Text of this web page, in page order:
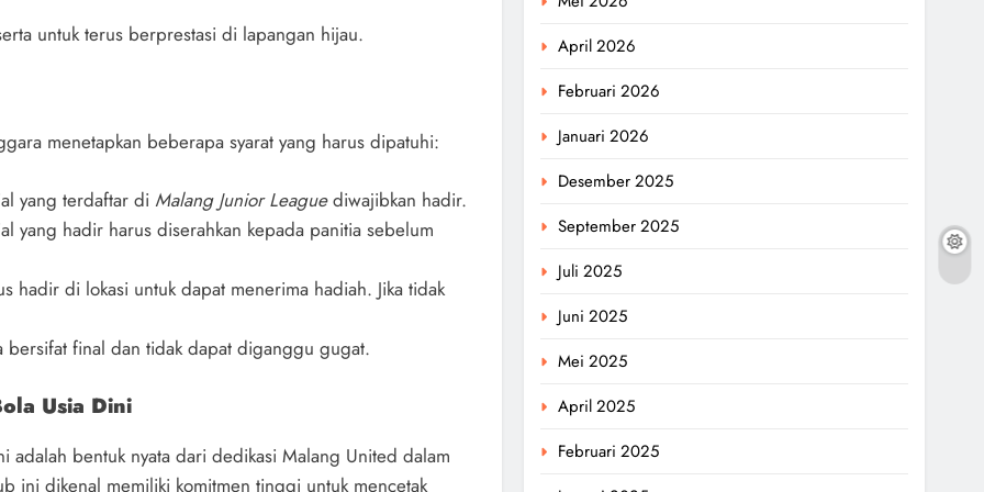
untuk terus berprestasi di lapangan hijau.
menetapkan beberapa syarat yang harus dipatuhi:
yang terdaftar di Malang Junior Leaguediwajibkan hadir.
yang hadir harus diserahkan kepada panitia sebelum
hadir di lokasi untuk dapat menerima hadiah. Jika tidak
bersifat final dan tidak dapat diganggu gugat.
Usia Dini
bentuk nyata dari dedikasi Malang United dalam
ini dikenal memiliki komitmen tinggi untuk mencetak
April 2026
Februari 2026
Januari 2026
Desember 2025
September 2025
Juli 2025
Juni 2025
Mei 2025
April 2025
Februari 2025